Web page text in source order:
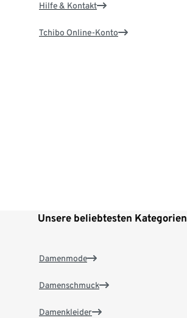
Hilfe & Kontakt
Tchibo Online-Konto
Unsere beliebtesten Kategorien
Damenmode
Damenschmuck
Damenkleider